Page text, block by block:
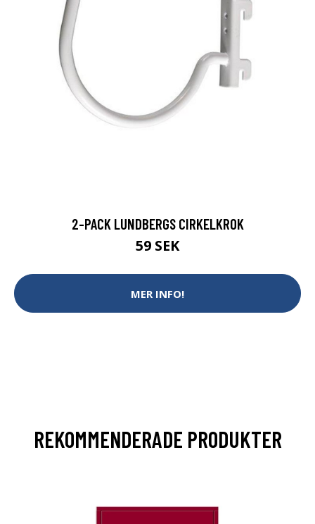
2-PACK LUNDBERGS CIRKELKROK
59 SEK
MER INFO!
REKOMMENDERADE PRODUKTER